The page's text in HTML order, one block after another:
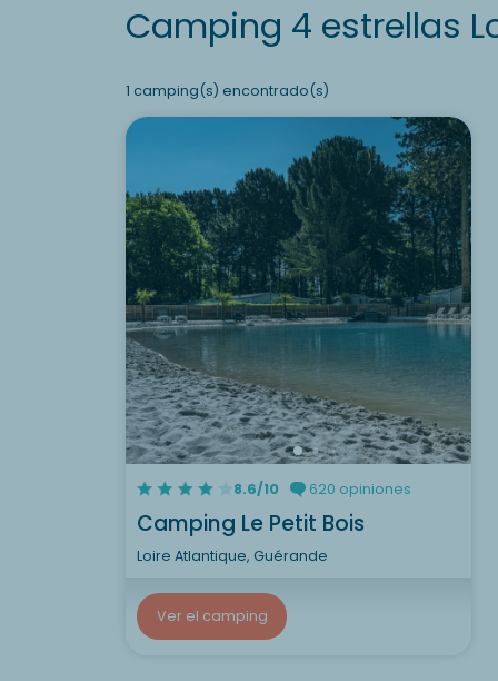
Camping 4 estrellas
1 camping(s) encontrado(s)
8.6/10 620 opiniones
Camping Le Petit Bois
Loire Atlantique, Guérande
Ver el camping